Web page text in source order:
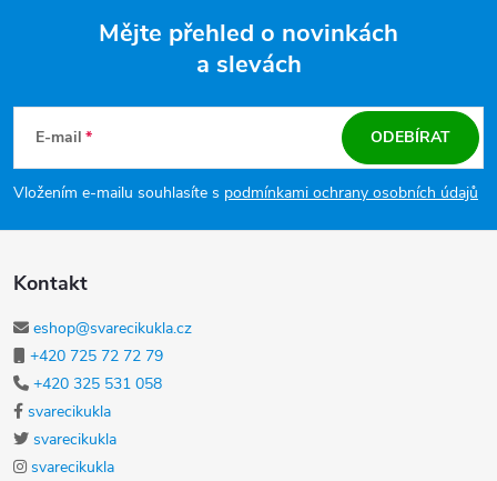
Mějte přehled o novinkách
a slevách
E-mail
Vložením e-mailu souhlasíte s podmínkami ochrany osobních údajů
ODEBÍRAT
Kontakt
eshop@svarecikukla.cz
+420 725 72 72 79
+420 325 531 058
svarecikukla
svarecikukla
svarecikukla